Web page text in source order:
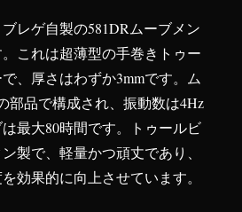
レゲ自製の581DRムーブメン
これは超薄型の手巻きトゥー
、厚さはわずか3mmです。ム
部品で構成され、振動数は4Hz
最大80時間です。トゥールビ
製で、軽量かつ頑丈であり、
効果的に向上させています。